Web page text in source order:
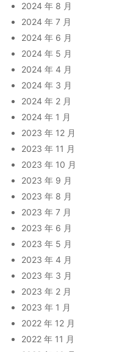
2024 年 8 月
2024 年 7 月
2024 年 6 月
2024 年 5 月
2024 年 4 月
2024 年 3 月
2024 年 2 月
2024 年 1 月
2023 年 12 月
2023 年 11 月
2023 年 10 月
2023 年 9 月
2023 年 8 月
2023 年 7 月
2023 年 6 月
2023 年 5 月
2023 年 4 月
2023 年 3 月
2023 年 2 月
2023 年 1 月
2022 年 12 月
2022 年 11 月